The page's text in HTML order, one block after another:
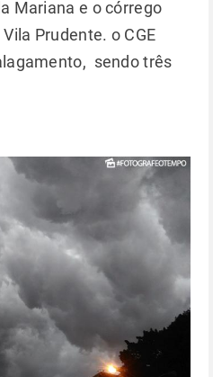
Mariana e o córrego
Prudente. o CGE
sendo três